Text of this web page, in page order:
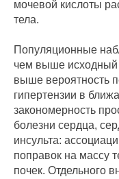
мочевой кислоты
тела.
Популяционные
чем выше исходный
выше вероятность
гипертензии в
закономерность
болезни сердца,
инсульта:
поправок на массу
почек. Отдельного